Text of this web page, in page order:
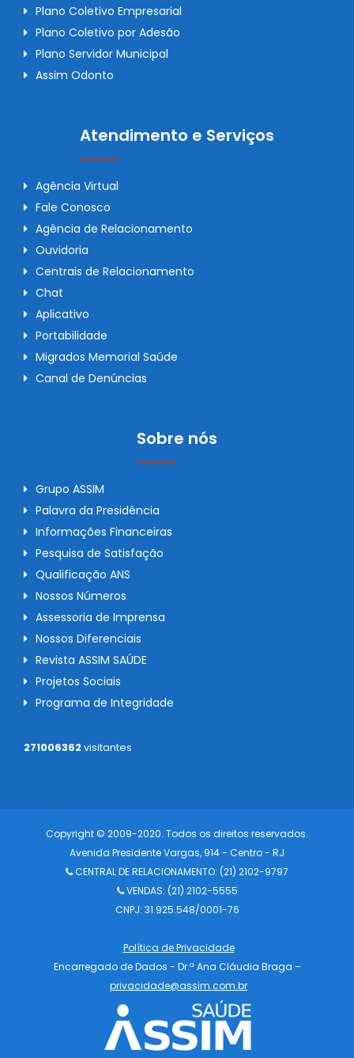
Plano Coletivo Empresarial
Plano Coletivo por Adesão
Plano Servidor Municipal
Assim Odonto
Atendimento e Serviços
Agência Virtual
Fale Conosco
Agência de Relacionamento
Ouvidoria
Centrais de Relacionamento
Chat
Aplicativo
Portabilidade
Migrados Memorial Saúde
Canal de Denúncias
Sobre nós
Grupo ASSIM
Palavra da Presidência
Informações Financeiras
Pesquisa de Satisfação
Qualificação ANS
Nossos Números
Assessoria de Imprensa
Nossos Diferenciais
Revista ASSIM SAÚDE
Projetos Sociais
Programa de Integridade
271006362visitantes
Copyright © 2009-2020. Todos os direitos reservados.
Avenida Presidente Vargas, 914 - Centro - RJ
CENTRAL DE RELACIONAMENTO: (21) 2102-9797
VENDAS: (21) 2102-5555
CNPJ: 31.925.548/0001-76
Política de Privacidade
Encarregado de Dados - Dr.ª Ana Cláudia Braga –
privacidade@assim.com.br